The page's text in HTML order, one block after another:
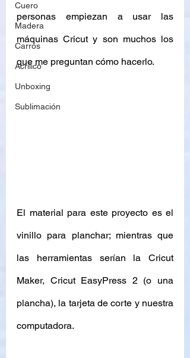
Cuero
Madera
Carros
Acrílico
Unboxing
Sublimación
personas empiezan a usar las
máquinas Cricut y son muchos los
que me preguntan cómo hacerlo.
El material para este proyecto es el
vinillo para planchar; mientras que
las herramientas serían la Cricut
Maker, Cricut EasyPress 2 (o una
plancha), la tarjeta de corte y nuestra
computadora.